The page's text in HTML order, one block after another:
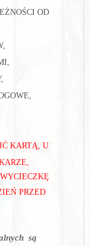
OD
KARTĄ , U
PRZED
są